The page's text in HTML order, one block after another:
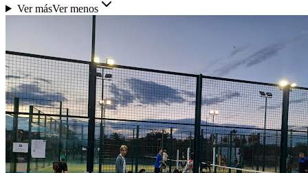
Ver másVer menos